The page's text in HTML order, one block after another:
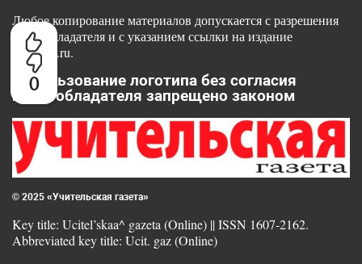
0
Любое копирование материалов допускается с разрешения
правообладателя и с указанием ссылки на издание
www.ug.ru.
Использование логотипа без согласия
правообладателя запрещено законом
© 2025 «Учительская газета»
Key title: Ucitel’skaa^ gazeta (Online) || ISSN 1607-2162.
Abbreviated key title: Ucit. gaz (Online)